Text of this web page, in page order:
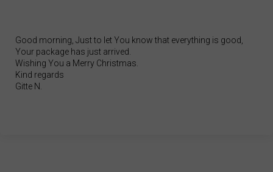
Good morning, Just to let You know that everything is good,
Your package has just arrived.
Wishing You a Merry Christmas.
Kind regards
Gitte N.